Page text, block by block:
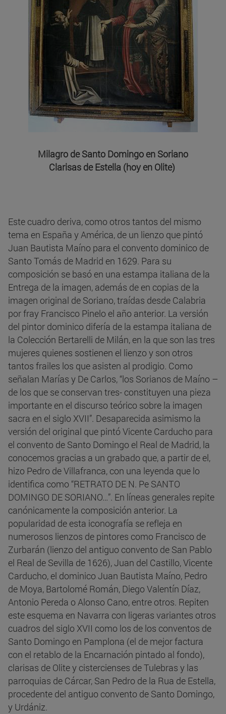
Milagro de Santo Domingo en Soriano
Clarisas de Estella (hoy en Olite)
Este cuadro deriva, como otros tantos del mismo
tema en España y América, de un lienzo que pintó
Juan Bautista Maíno para el convento dominico de
Santo Tomás de Madrid en 1629. Para su
composición se basó en una estampa italiana de la
Entrega de la imagen, además de en copias de la
imagen original de Soriano, traídas desde Calabria
por fray Francisco Pinelo el año anterior. La versión
del pintor dominico difería de la estampa italiana de
la Colección Bertarelli de Milán, en la que son las tres
mujeres quienes sostienen el lienzo y son otros
tantos frailes los que asisten al prodigio. Como
señalan Marías y De Carlos, “los Sorianos de Maíno –
de los que se conservan tres- constituyen una pieza
importante en el discurso teórico sobre la imagen
sacra en el siglo XVII”. Desaparecida asimismo la
versión del original que pintó Vicente Carducho para
el convento de Santo Domingo el Real de Madrid, la
conocemos gracias a un grabado que, a partir de el,
hizo Pedro de Villafranca, con una leyenda que lo
identifica como “RETRATO DE N. Pe SANTO
DOMINGO DE SORIANO…”. En líneas generales repite
canónicamente la composición anterior. La
popularidad de esta iconografía se refleja en
numerosos lienzos de pintores como Francisco de
Zurbarán (lienzo del antiguo convento de San Pablo
el Real de Sevilla de 1626), Juan del Castillo, Vicente
Carducho, el dominico Juan Bautista Maíno, Pedro
de Moya, Bartolomé Román, Diego Valentín Díaz,
Antonio Pereda o Alonso Cano, entre otros. Repiten
este esquema en Navarra con ligeras variantes otros
cuadros del siglo XVII como los de los conventos de
Santo Domingo en Pamplona (el de mejor factura
con el retablo de la Encarnación pintado al fondo),
clarisas de Olite y cistercienses de Tulebras y las
parroquias de Cárcar, San Pedro de la Rua de Estella,
procedente del antiguo convento de Santo Domingo,
y Urdániz.